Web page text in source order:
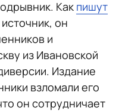
Как пишут
он
и
из Ивановской
Издание
взломали его
он сотрудничает